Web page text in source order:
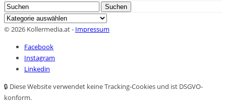
Search
for:
Suchen
Kategorien
© 2026 Kollermedia.at - Impressum
Facebook
Instagram
Linkedin
🔒 Diese Website verwendet keine Tracking-Cookies und ist DSGVO-
konform.